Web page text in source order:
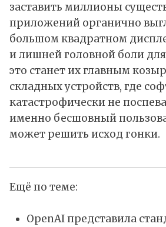
заставить миллионы
приложений органично
большом квадратном
и лишней головной боли
это станет их главным
складных устройств, где
катастрофически не
именно бесшовный
может решить исход гонки.
Ещё по теме:
OpenAI представила